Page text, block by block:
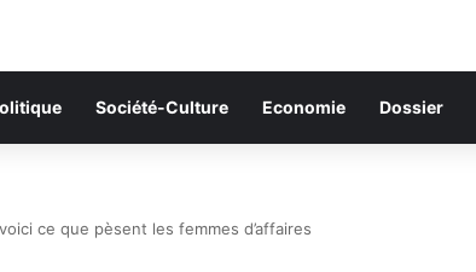
Société-Culture Economie Dossier
ce que pèsent les femmes d’affaires